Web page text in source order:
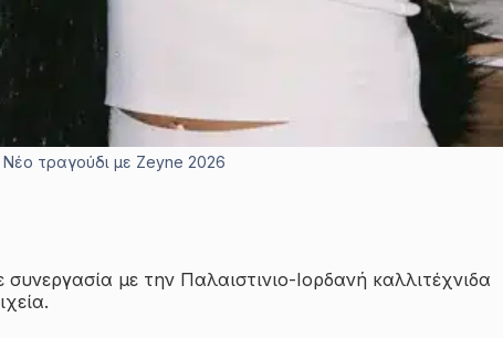
τραγούδι με Zeyne 2026
με την Παλαιστινιο-Ιορδανή καλλιτέχνιδα